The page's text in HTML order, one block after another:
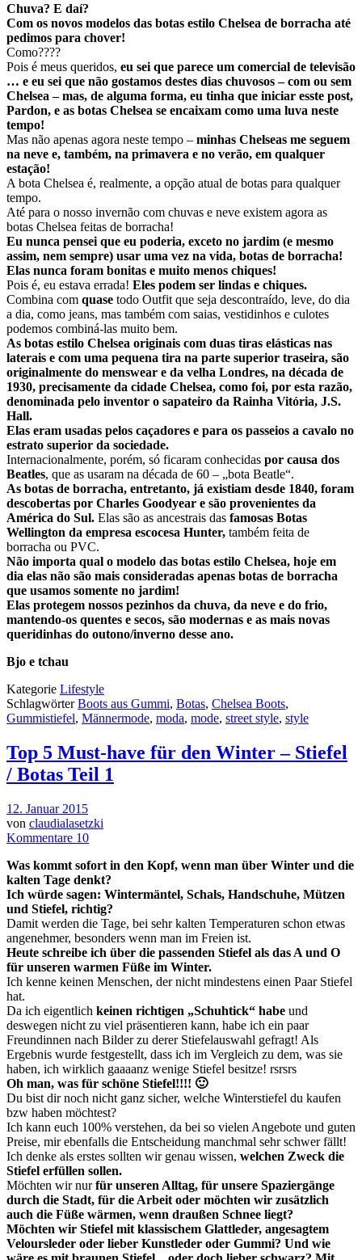
Chuva? E daí?
Com os novos modelos das botas estilo Chelsea de borracha até
pedimos para chover!
Como????
Pois é meus queridos, eu sei que parece um comercial de televisão
… e eu sei que não gostamos destes dias chuvosos – com ou sem
Chelsea – mas, de alguma forma, eu tinha que iniciar esste post,
Pardon, e as botas Chelsea se encaixam como uma luva neste
tempo!
Mas não apenas agora neste tempo – minhas Chelseas me seguem
na neve e, também, na primavera e no verão, em qualquer
estação!
A bota Chelsea é, realmente, a opção atual de botas para qualquer
tempo.
Até para o nosso invernão com chuvas e neve existem agora as
botas Chelsea feitas de borracha!
Eu nunca pensei que eu poderia, exceto no jardim (e mesmo
assim, nem sempre) usar uma vez na vida, botas de borracha!
Elas nunca foram bonitas e muito menos chiques!
Pois é, eu estava errada! Eles podem ser lindas e chiques.
Combina com quase todo Outfit que seja descontraído, leve, do dia
a dia, como jeans, mas também com saias, vestidinhos e culotes
podemos combiná-las muito bem.
As botas estilo Chelsea originais com duas tiras elásticas nas
laterais e com uma pequena tira na parte superior traseira, são
originalmente do menswear e da velha Londres, na década de
1930, precisamente da cidade Chelsea, como foi, por esta razão,
denominada pelo inventor o sapateiro da Rainha Vitória, J.S.
Hall.
Elas eram usadas pelos caçadores e para os passeios a cavalo no
estrato superior da sociedade.
Internacionalmente, porém, só ficaram conhecidas por causa dos
Beatles, que as usaram na década de 60 – „bota Beatle“.
As botas de borracha, entretanto, já existiam desde 1840, foram
descobertas por Charles Goodyear e são provenientes da
América do Sul. Elas são as ancestrais das famosas Botas
Wellington da empresa escocesa Hunter, também feita de
borracha ou PVC.
Não importa qual o modelo das botas estilo Chelsea, hoje em
dia elas não são mais consideradas apenas botas de borracha
que usamos somente no jardim!
Elas protegem nossos pezinhos da chuva, da neve e do frio,
mantendo-os quentes e secos, são modernas e as mais novas
queridinhas do outono/inverno desse ano.
Bjo e tchau
Kategorie Lifestyle
SchlagwörterBoots aus Gummi, Botas, Chelsea Boots,
Gummistiefel, Männermode, moda, mode, street style, style
Top 5 Must-have für den Winter – Stiefel
/ Botas Teil 1
12. Januar 2015
von claudialasetzki
Kommentare 10
Was kommt sofort in den Kopf, wenn man über Winter und die
kalten Tage denkt?
Ich würde sagen: Wintermäntel, Schals, Handschuhe, Mützen
und Stiefel, richtig?
Damit werden die Tage, bei sehr kalten Temperaturen schon etwas
angenehmer, besonders wenn man im Freien ist.
Heute schreibe ich über die passenden Stiefel als das A und O
für unseren warmen Füße im Winter.
Ich kenne keinen Menschen, der nicht mindestens einen Paar Stiefel
hat.
Da ich eigentlich keinen richtigen „Schuhtick“ habe und
deswegen nicht zu viel präsentieren kann, habe ich ein paar
Freundinnen nach Bilder zu derer Stiefelauswahl gefragt! Als
Ergebnis wurde festgestellt, dass ich im Vergleich zu dem, was sie
haben, ich wirklich gaaaanz wenige Stiefel besitze! rsrsrs
Oh man, was für schöne Stiefel!!!! 🙂
Du bist dir noch nicht ganz sicher, welche Winterstiefel du kaufen
bzw haben möchtest?
Ich kann euch 100% verstehen, da bei so vielen Angebote und guten
Preise, mir ebenfalls die Entscheidung manchmal sehr schwer fällt!
Ich denke als erstes sollten wir genau wissen, welchen Zweck die
Stiefel erfüllen sollen.
Möchten wir nurfür unseren Alltag, für unsere Spaziergänge
durch die Stadt, für die Arbeit oder möchten wir zusätzlich
auch die Füße wärmen, wenn draußen Schnee liegt?
Möchten wir Stiefel mit klassischem Glattleder, angesagtem
Veloursleder oder lieber Kunstleder oder Gummi? Und wie